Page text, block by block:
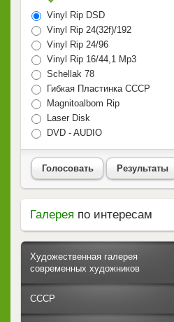
Vinyl Rip DSD
Vinyl Rip 24(32f)/192
Vinyl Rip 24/96
Vinyl Rip 16/44,1 Mp3
Schellak 78
Гибкая Пластинка СССР
Magnitoalbom Rip
Laser Disk
DVD - AUDIO
Голосовать Результаты
Галерея по интересам
Художественная галерея
современных художников
СССР